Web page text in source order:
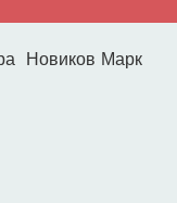
Новиков Марк